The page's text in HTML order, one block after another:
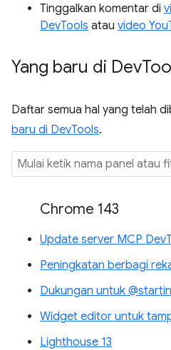
Tinggalkan komentar di
DevTools atau video
Yang baru di Dev
Daftar semua hal yang telah
baru di DevTools.
Chrome 143
Update server MCP
Peningkatan berbagi
Dukungan untuk
Widget editor untuk
Lighthouse 13